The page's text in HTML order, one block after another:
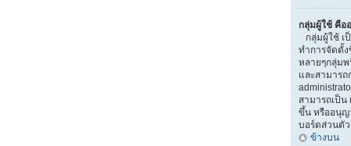
กลุ่มผู้ใช้ คือ
กลุ่มผู้ใช้ เ
ทำการจัดตั้
หลายๆกลุ่ม
และสามาร
สามารถเป็น
ขึ้น หรืออนุญ
บอร์ดส่วนตัว
ข้างบน